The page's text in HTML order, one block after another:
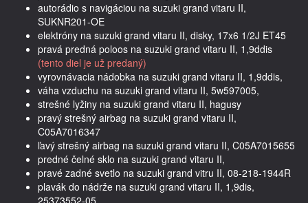
autorádio s navigáciou na suzuki grand vitaru II,
SUKNR201-OE
elektróny na suzuki grand vitaru II, disky, 17x6 1/2J ET45
pravá predná poloos na suzuki grand vitaru II, 1,9ddis
(tento diel je už predaný)
vyrovnávacia nádobka na suzuki grand vitaru II, 1,9ddis,
váha vzduchu na suzuki grand vitaru II, 5w597005,
strešné lyžiny na suzuki grand vitaru II, hagusy
pravý strešný airbag na suzuki grand vitaru II,
C05A7016347
ľavý strešný airbag na suzuki grand vitaru II, C05A7015655
predné čelné sklo na suzuki grand vitaru II,
pravé zadné svetlo na suzuki grand vitru II, 08-218-1944R
plavák do nádrže na suzuki grand vitaru II, 1,9dis,
25373552-05